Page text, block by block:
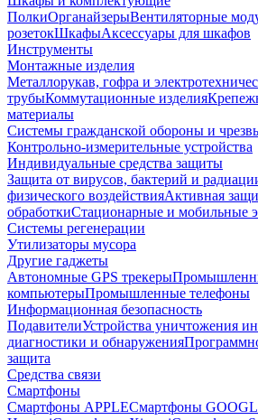
ПолкиОрганайзерыВентиляторные
розетокШкафыАксессуары для шкафов
Инструменты
Монтажные изделия
Металлорукав, гофра и
трубыКоммутационные изделия
материалы
Системы гражданской обороны и
Контрольно-измерительные устройства
Индивидуальные средства защиты
Защита от вирусов, бактерий и
физического воздействияАктивная
обработкиСтационарные и мобильные
Системы регенерации
Утилизаторы мусора
Другие гаджеты
Автономные GPS трекеры
компьютерыПромышленные телефоны
Информационная безопасность
ПодавителиУстройства уничтожения
диагностики и обнаружения
защита
Средства связи
Смартфоны
Смартфоны APPLEСмартфоны